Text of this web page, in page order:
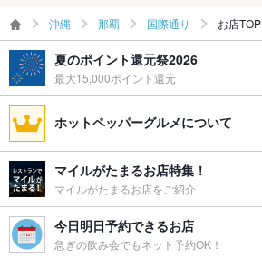
ライブショ
ー
あり
備考 －
沖縄 那覇 国際通り お店TOP
夏のポイント還元祭2026
最大15,000ポイント還元
ホットペッパーグルメについて
マイルがたまるお店特集！
マイルがたまるお店をご紹介
今日明日予約できるお店
急ぎの飲み会でもネット予約OK！